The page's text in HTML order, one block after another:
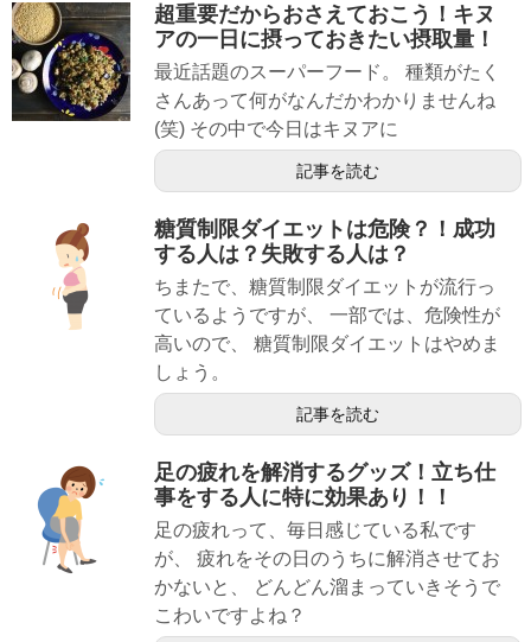
超重要だからおさえておこう！キヌ
アの一日に摂っておきたい摂取量！
最近話題のスーパーフード。 種類がたく
さんあって何がなんだかわかりませんね
(笑) その中で今日はキヌアに
記事を読む
糖質制限ダイエットは危険？！成功
する人は？失敗する人は？
ちまたで、糖質制限ダイエットが流行っ
ているようですが、 一部では、危険性が
高いので、 糖質制限ダイエットはやめま
しょう。
記事を読む
足の疲れを解消するグッズ！立ち仕
事をする人に特に効果あり！！
足の疲れって、毎日感じている私です
が、 疲れをその日のうちに解消させてお
かないと、 どんどん溜まっていきそうで
こわいですよね？